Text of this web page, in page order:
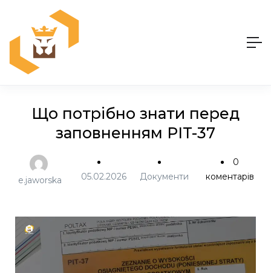
Що потрібно знати перед
заповненням PIT-37
e.jaworska 05.02.2026 Документи
0
коментарів